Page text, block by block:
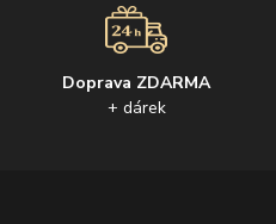
Doprava ZDARMA
+ dárek